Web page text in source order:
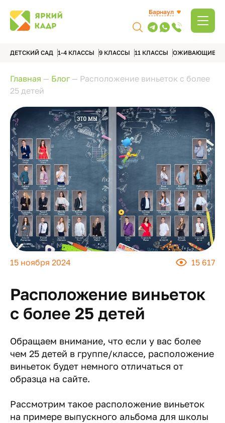
Барнаул
ДЕТСКИЙ САД 1-4 КЛАССЫ 9 КЛАССЫ 11 КЛАССЫ ОЖИВАЮЩИЕ
Главная — Блог — Расположение виньеток с более
25 детей
15 ноября 2024 15 617
Расположение виньеток
с более 25 детей
Обращаем внимание, что если у вас более
чем 25 детей в группе/классе, расположение
виньеток будет немного отличаться от
образца на сайте.
Рассмотрим такое расположение виньеток
на примере выпускного альбома для школы